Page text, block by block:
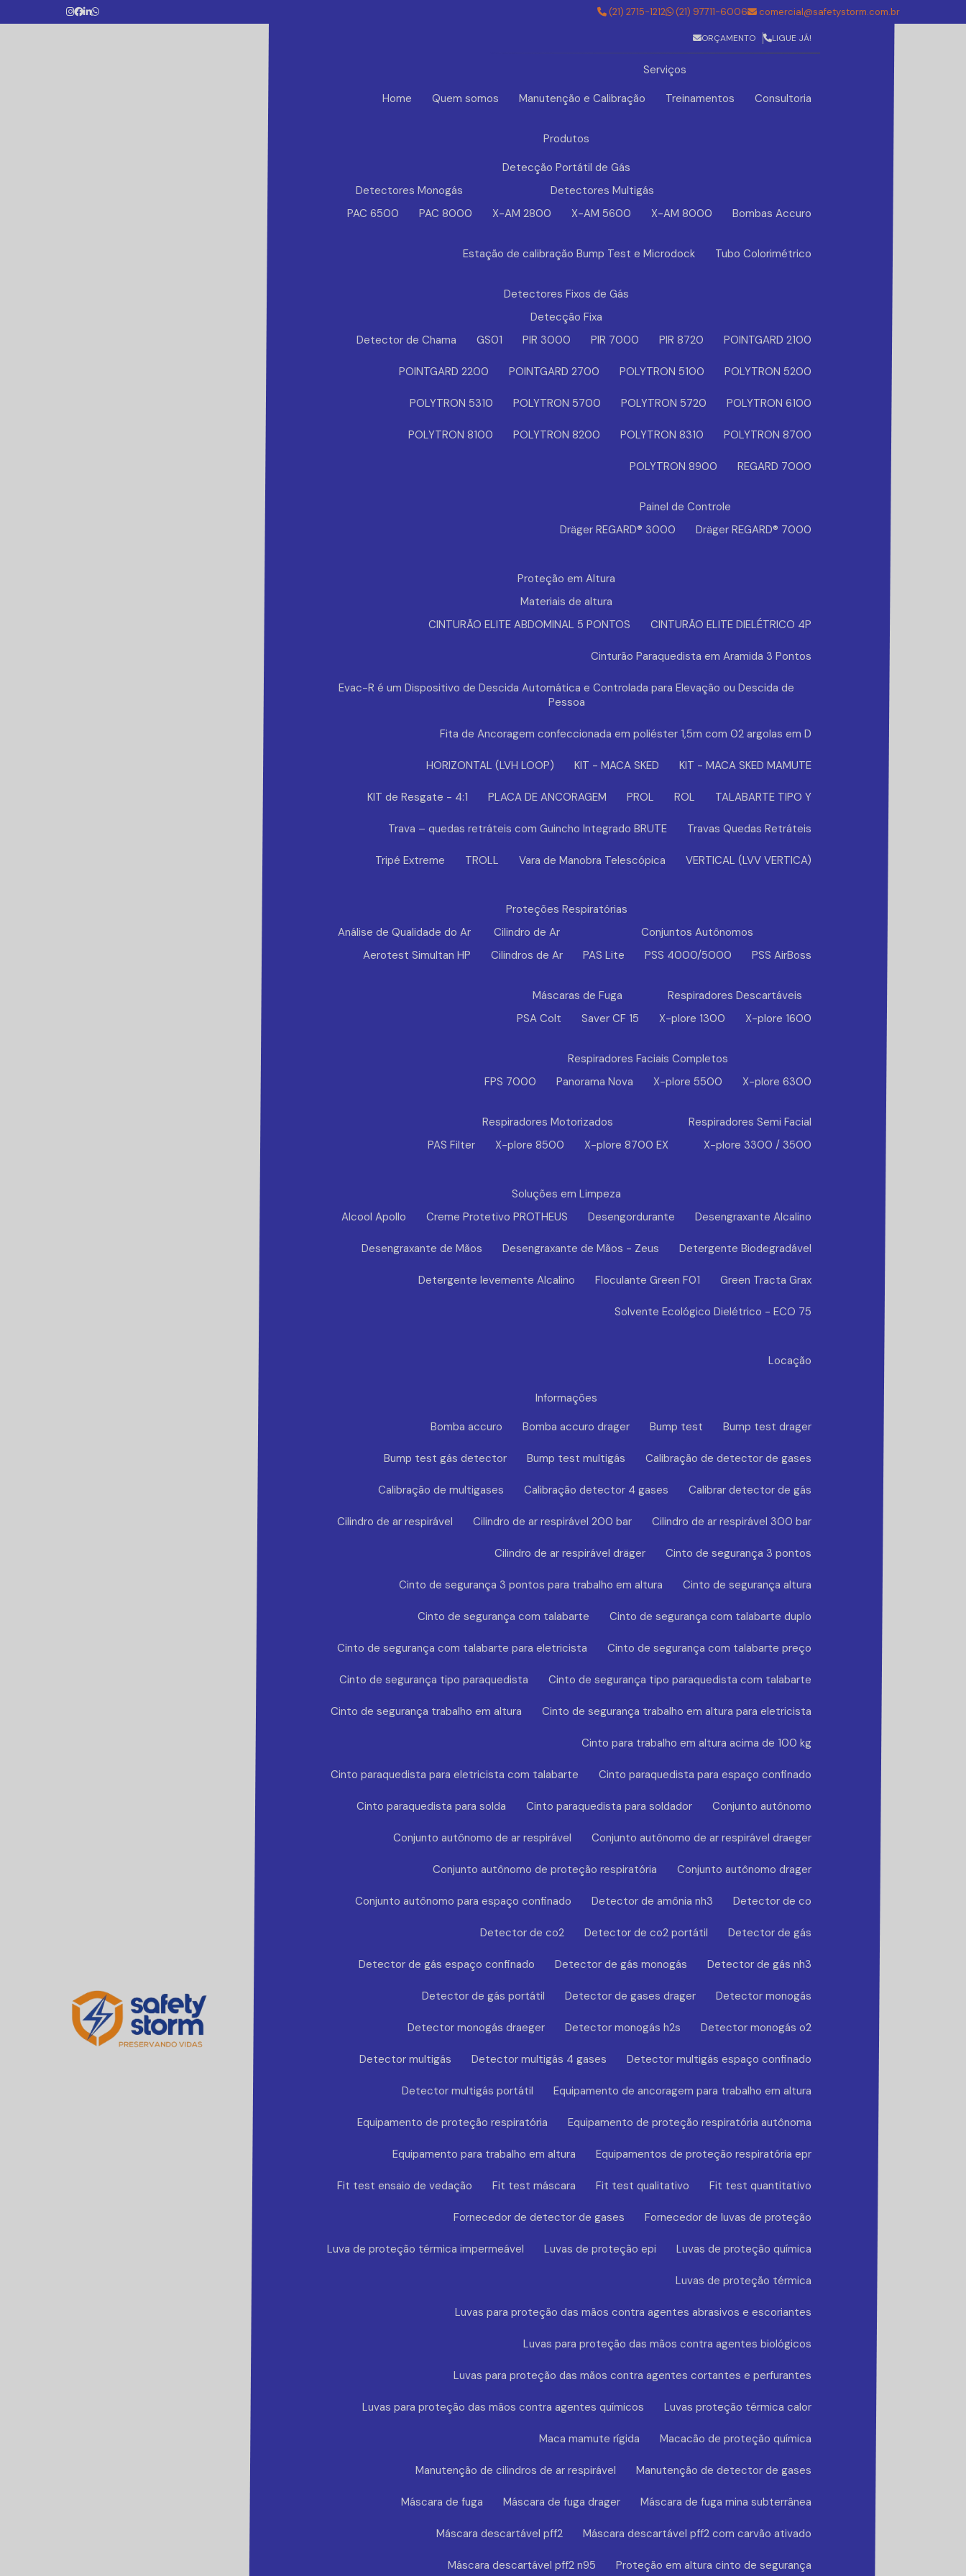
(21) 2715-1212 (21) 97711-6006 comercial@safetystorm.com.br
ORÇAMENTO LIGUE JÁ!
Home Quem somos
Serviços
Manutenção e Calibração
Treinamentos Consultoria
Produtos
Detecção Portátil de Gás
Detectores Monogás
PAC 6500
PAC 8000
Detectores Multigás
X-AM 2800
X-AM 5600 X-AM 8000 Bombas Accuro
Estação de calibração Bump Test e Microdock Tubo Colorimétrico
Detectores Fixos de Gás
Detecção Fixa
Detector de Chama
GS01 PIR 3000 PIR 7000 PIR 8720 POINTGARD 2100
POINTGARD 2200 POINTGARD 2700 POLYTRON 5100 POLYTRON 5200
POLYTRON 5310 POLYTRON 5700 POLYTRON 5720 POLYTRON 6100
POLYTRON 8100 POLYTRON 8200 POLYTRON 8310 POLYTRON 8700
POLYTRON 8900 REGARD 7000
Painel de Controle
Dräger REGARD® 3000
Dräger REGARD® 7000
Proteção em Altura
Materiais de altura
CINTURÃO ELITE ABDOMINAL 5 PONTOS
CINTURÃO ELITE DIELÉTRICO 4P
Cinturão Paraquedista em Aramida 3 Pontos
Evac-R é um Dispositivo de Descida Automática e Controlada para Elevação ou Descida de
Pessoa
Fita de Ancoragem confeccionada em poliéster 1,5m com 02 argolas em D
HORIZONTAL (LVH LOOP) KIT - MACA SKED KIT - MACA SKED MAMUTE
KIT de Resgate - 4:1 PLACA DE ANCORAGEM PROL ROL TALABARTE TIPO Y
Trava – quedas retráteis com Guincho Integrado BRUTE Travas Quedas Retráteis
Tripé Extreme TROLL Vara de Manobra Telescópica VERTICAL (LVV VERTICA)
Proteções Respiratórias
Análise de Qualidade do Ar
Aerotest Simultan HP
Cilindro de Ar
Cilindros de Ar
Conjuntos Autônomos
PAS Lite
PSS 4000/5000 PSS AirBoss
Máscaras de Fuga
PSA Colt
Saver CF 15
Respiradores Descartáveis
X-plore 1300
X-plore 1600
Respiradores Faciais Completos
FPS 7000
Panorama Nova X-plore 5500 X-plore 6300
Respiradores Motorizados
PAS Filter
X-plore 8500 X-plore 8700 EX
Respiradores Semi Facial
X-plore 3300 / 3500
Soluções em Limpeza
Alcool Apollo
Creme Protetivo PROTHEUS Desengordurante Desengraxante Alcalino
Desengraxante de Mãos Desengraxante de Mãos - Zeus Detergente Biodegradável
Detergente levemente Alcalino Floculante Green F01 Green Tracta Grax
Solvente Ecológico Dielétrico - ECO 75
Locação
Informações
Bomba accuro
Bomba accuro drager Bump test Bump test drager
Bump test gás detector Bump test multigás Calibração de detector de gases
Calibração de multigases Calibração detector 4 gases Calibrar detector de gás
Cilindro de ar respirável Cilindro de ar respirável 200 bar Cilindro de ar respirável 300 bar
Cilindro de ar respirável dräger Cinto de segurança 3 pontos
Cinto de segurança 3 pontos para trabalho em altura Cinto de segurança altura
Cinto de segurança com talabarte Cinto de segurança com talabarte duplo
Cinto de segurança com talabarte para eletricista Cinto de segurança com talabarte preço
Cinto de segurança tipo paraquedista Cinto de segurança tipo paraquedista com talabarte
Cinto de segurança trabalho em altura Cinto de segurança trabalho em altura para eletricista
Cinto para trabalho em altura acima de 100 kg
Cinto paraquedista para eletricista com talabarte Cinto paraquedista para espaço confinado
Cinto paraquedista para solda Cinto paraquedista para soldador Conjunto autônomo
Conjunto autônomo de ar respirável Conjunto autônomo de ar respirável draeger
Conjunto autônomo de proteção respiratória Conjunto autônomo drager
Conjunto autônomo para espaço confinado Detector de amônia nh3 Detector de co
Detector de co2 Detector de co2 portátil Detector de gás
Detector de gás espaço confinado Detector de gás monogás Detector de gás nh3
Detector de gás portátil Detector de gases drager Detector monogás
Detector monogás draeger Detector monogás h2s Detector monogás o2
Detector multigás Detector multigás 4 gases Detector multigás espaço confinado
Detector multigás portátil Equipamento de ancoragem para trabalho em altura
Equipamento de proteção respiratória Equipamento de proteção respiratória autônoma
Equipamento para trabalho em altura Equipamentos de proteção respiratória epr
Fit test ensaio de vedação Fit test máscara Fit test qualitativo Fit test quantitativo
Fornecedor de detector de gases Fornecedor de luvas de proteção
Luva de proteção térmica impermeável Luvas de proteção epi Luvas de proteção química
Luvas de proteção térmica
Luvas para proteção das mãos contra agentes abrasivos e escoriantes
Luvas para proteção das mãos contra agentes biológicos
Luvas para proteção das mãos contra agentes cortantes e perfurantes
Luvas para proteção das mãos contra agentes químicos Luvas proteção térmica calor
Maca mamute rígida Macacão de proteção química
Manutenção de cilindros de ar respirável Manutenção de detector de gases
Máscara de fuga Máscara de fuga drager Máscara de fuga mina subterrânea
Máscara descartável pff2 Máscara descartável pff2 com carvão ativado
Máscara descartável pff2 n95 Proteção em altura cinto de segurança